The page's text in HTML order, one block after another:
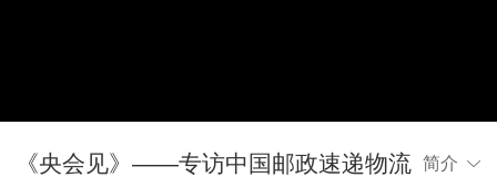
《央会见》——专访中国邮政速递物流
简介